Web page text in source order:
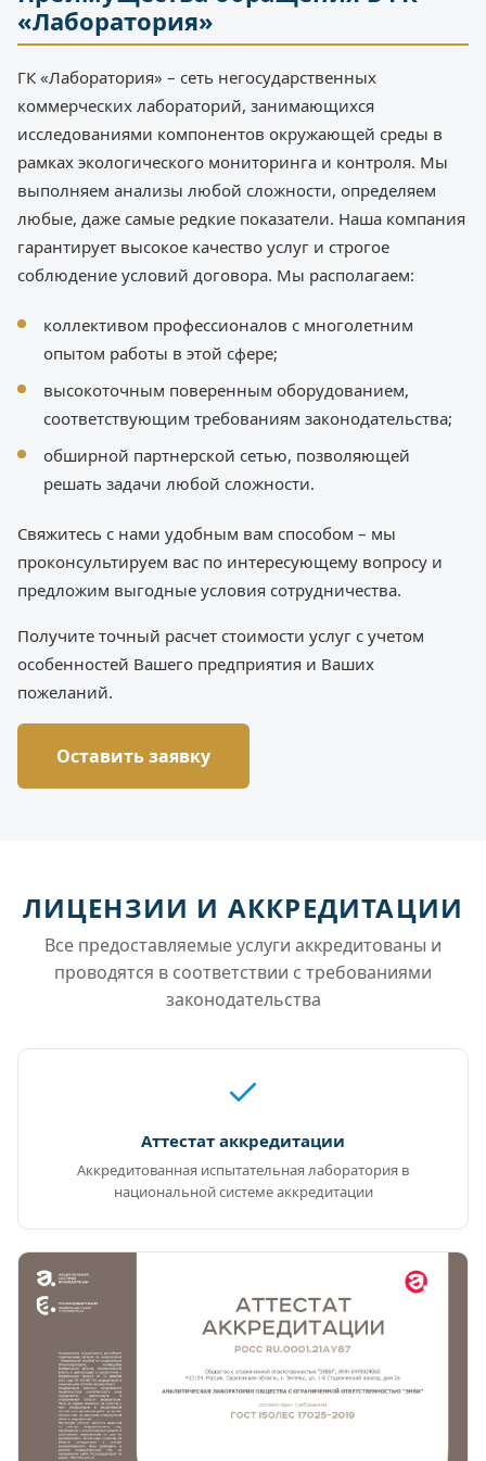
«Лаборатория»
ГК «Лаборатория» – сеть негосударственных
коммерческих лабораторий, занимающихся
исследованиями компонентов окружающей среды в
рамках экологического мониторинга и контроля. Мы
выполняем анализы любой сложности, определяем
любые, даже самые редкие показатели. Наша компания
гарантирует высокое качество услуг и строгое
соблюдение условий договора. Мы располагаем:
коллективом профессионалов с многолетним
опытом работы в этой сфере;
высокоточным поверенным оборудованием,
соответствующим требованиям законодательства;
обширной партнерской сетью, позволяющей
решать задачи любой сложности.
Свяжитесь с нами удобным вам способом – мы
проконсультируем вас по интересующему вопросу и
предложим выгодные условия сотрудничества.
Получите точный расчет стоимости услуг с учетом
особенностей Вашего предприятия и Ваших
пожеланий.
Оставить заявку
ЛИЦЕНЗИИ И АККРЕДИТАЦИИ
Все предоставляемые услуги аккредитованы и
проводятся в соответствии с требованиями
законодательства
Аттестат аккредитации
Аккредитованная испытательная лаборатория в
национальной системе аккредитации